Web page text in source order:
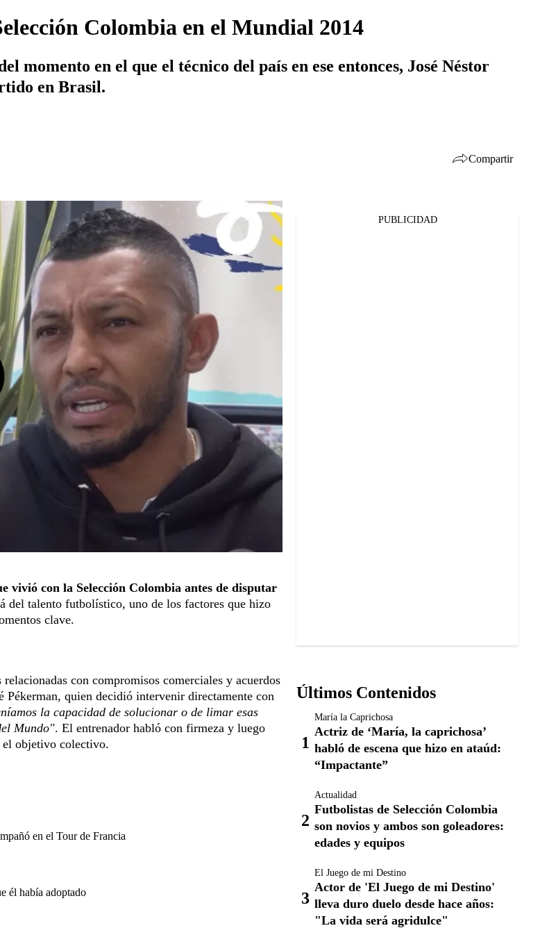
Colombia en el Mundial 2014
momento en el que el técnico del país en ese entonces, José Néstor
en Brasil.
Compartir
Facebook
Twitter
Whatsapp
vivió con la Selección Colombia antes de disputar
del talento futbolístico, uno de los factores que hizo
clave.
con compromisos comerciales y acuerdos
Pékerman, quien decidió intervenir directamente con
la capacidad de solucionar o de limar esas
Mundo". El entrenador habló con firmeza y luego
el objetivo colectivo.
en el Tour de Francia
él había adoptado
PUBLICIDAD
Últimos Contenidos
María la Caprichosa
Actriz de ‘María, la caprichosa’
habló de escena que hizo en ataúd:
“Impactante”
Actualidad
Futbolistas de Selección Colombia
son novios y ambos son goleadores:
edades y equipos
El Juego de mi Destino
Actor de 'El Juego de mi Destino'
lleva duro duelo desde hace años:
"La vida será agridulce"